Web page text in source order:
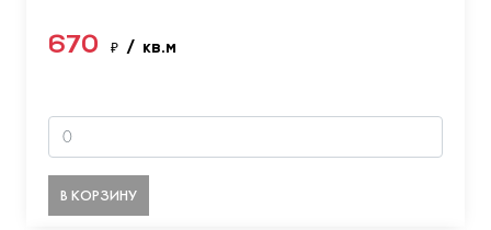
670 ₽ / кв.м
В КОРЗИНУ